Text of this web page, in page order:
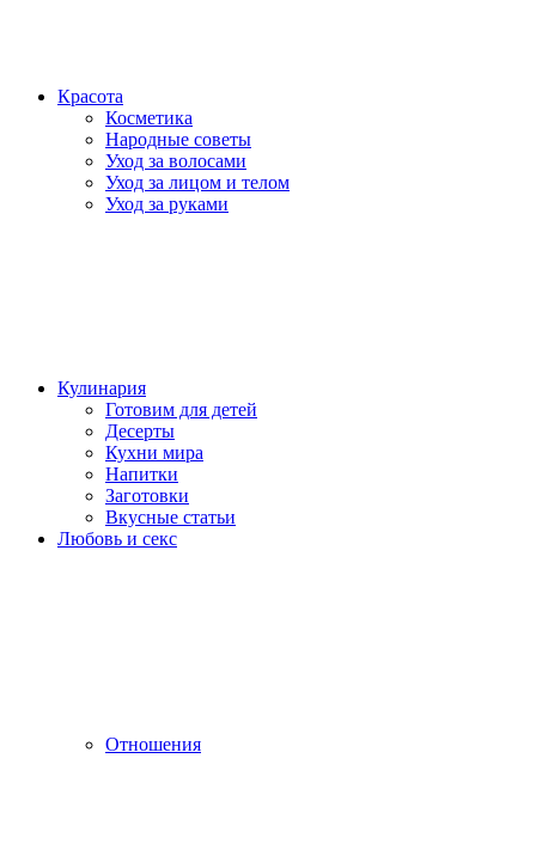
Красота
Косметика
Народные советы
Уход за волосами
Уход за лицом и телом
Уход за руками
Кулинария
Готовим для детей
Десерты
Кухни мира
Напитки
Заготовки
Вкусные статьи
Любовь и секс
Отношения